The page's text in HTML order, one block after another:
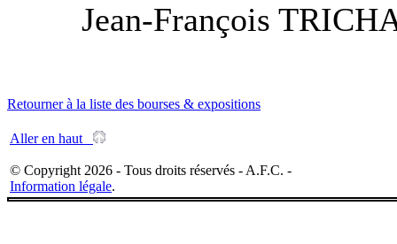
Jean-François
Retourner à la liste des bourses & expositions
Aller en haut
© Copyright 2026 - Tous droits réservés - A.F.C. -
Information légale.